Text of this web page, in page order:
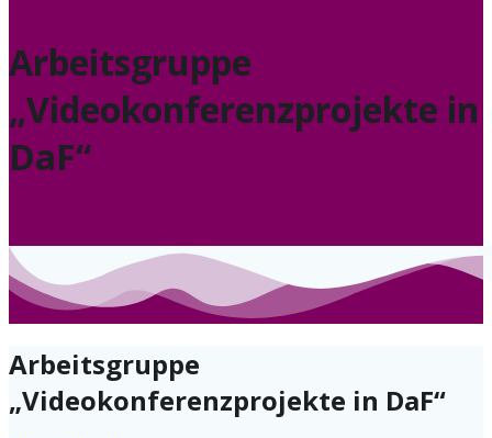
Arbeitsgruppe
„Videokonferenzprojekte in
DaF“
Arbeitsgruppe
„Videokonferenzprojekte in DaF“